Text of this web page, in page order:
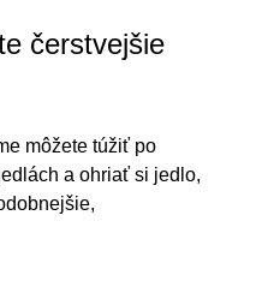
čerstvejšie
môžete túžiť po
a ohriať si jedlo,